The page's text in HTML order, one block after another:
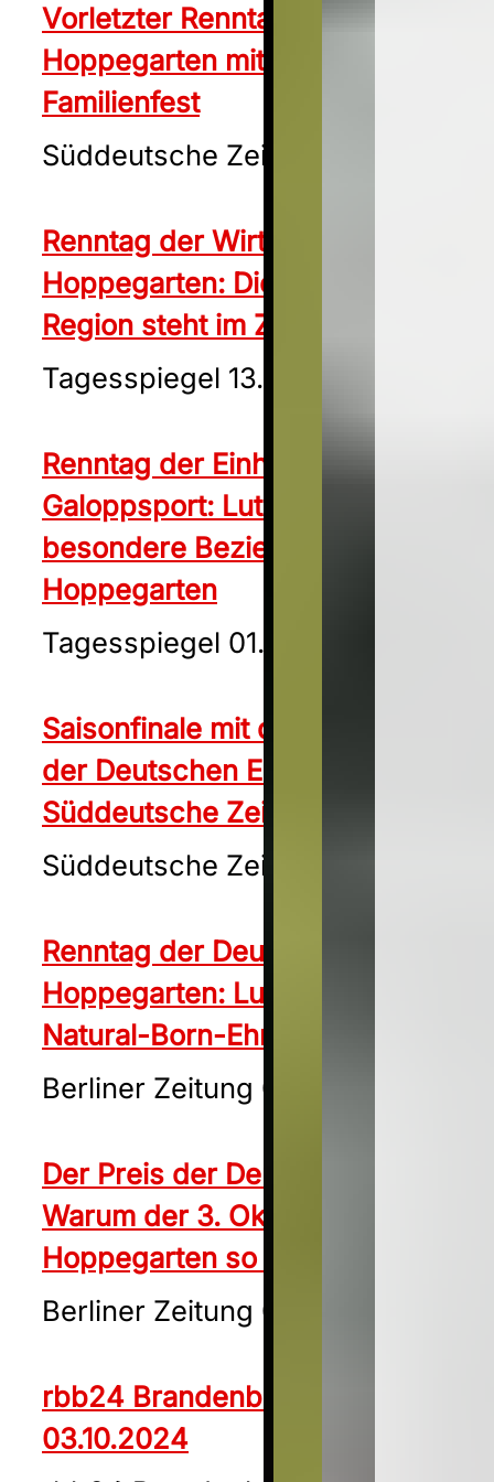
Vorletzter Renntag in
Hoppegarten mit großem
Familienfest
Süddeutsche Zeitung 12.09.2024
Renntag der Wirtschaft in
Hoppegarten: Die Pferdesport-
Region steht im Zentrum
Tagesspiegel 13.09.2024
Renntag der Einheit im
Galoppsport: Lutz Mäder hat eine
besondere Beziehung zu
Hoppegarten
Tagesspiegel 01.10.2024
Saisonfinale mit dem 34. Preis
der Deutschen Einheit
Süddeutsche Zeitung 01.10.2024
Süddeutsche Zeitung 01.10.2024
Renntag der Deutschen Einheit in
Hoppegarten: Lutz Mäder ist der
Natural-Born-Ehrengast
Berliner Zeitung 02.10.2024
Der Preis der Deutschen Einheit:
Warum der 3. Oktober in
Hoppegarten so wichtig ist
Berliner Zeitung 02.10.2024
rbb24 Brandenburg aktuell
03.10.2024